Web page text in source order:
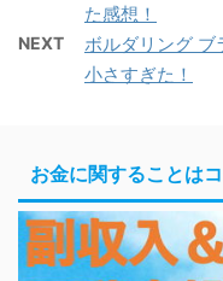
た感想！
NEXT
ボルダリング ブ
小さすぎた！
お金に関することは